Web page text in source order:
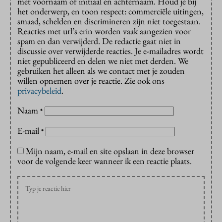
het onderwerp, en toon respect: commerciële uitingen,
smaad, schelden en discrimineren zijn niet toegestaan.
Reacties met url’s erin worden vaak aangezien voor
spam en dan verwijderd. De redactie gaat niet in
discussie over verwijderde reacties. Je e-mailadres wordt
niet gepubliceerd en delen we niet met derden. We
gebruiken het alleen als we contact met je zouden
willen opnemen over je reactie. Zie ook ons
privacybeleid.
Naam *
E-mail *
Mijn naam, e-mail en site opslaan in deze browser
voor de volgende keer wanneer ik een reactie plaats.